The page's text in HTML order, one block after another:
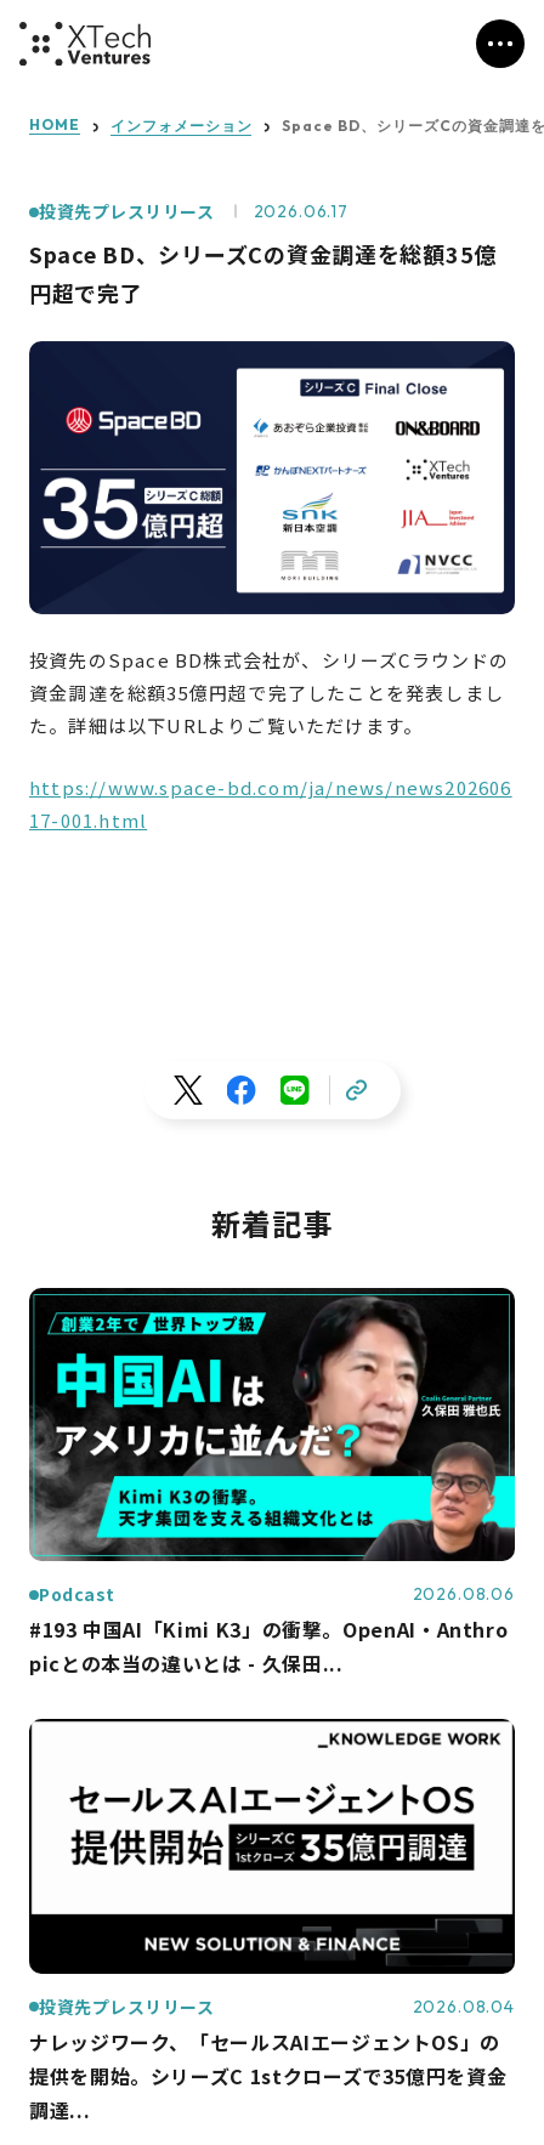
HOME インフォメーション Space BD、シリーズCの資金調達
投資先プレスリリース 2026.06.17
Space BD、シリーズCの資金調達を総額35億
円超で完了
投資先のSpace BD株式会社が、シリーズCラウンドの
資金調達を総額35億円超で完了したことを発表しまし
た。詳細は以下URLよりご覧いただけます。
https://www.space-bd.com/ja/news/news202606
17-001.html
新着記事
Podcast 2026.08.06
#193 中国AI「Kimi K3」の衝撃。OpenAI・Anthro
picとの本当の違いとは - 久保田...
投資先プレスリリース 2026.08.04
ナレッジワーク、「セールスAIエージェントOS」の
提供を開始。シリーズC 1stクローズで35億円を資金
調達...